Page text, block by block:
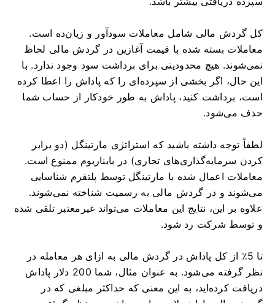
کل گردش مالی شامل معاملات سودآور و زیان‌ده است.
معاملات بسته شده با قیمت آغازین در گردش مالی لحاظ
نمی‌شوند. هیچ محدودیتی برای برداشت سود وجود ندارد. با
این حال، اگر بخشی از سپرده‌ای را که پاداش را اعطا کرده
است، برداشت کنید، پاداش به طور خودکار از حساب شما
حذف می‌شود.
لطفاً توجه داشته باشید که استراتژی مارتینگل (دو برابر
کردن سرمایه‌گذاری‌های تجاری) در بایناریوم ممنوع است.
معاملات اعمال شده با مارتینگل توسط پلتفرم شناسایی
می‌شوند و در گردش مالی به رسمیت شناخته نمی‌شوند.
علاوه بر این، نتایج این معاملات می‌تواند غیرمعتبر تلقی شده
و توسط شرکت رد شود.
تا 5٪ از کل پاداش در گردش مالی به ازای هر معامله در
نظر گرفته می‌شود. به عنوان مثال، شما 200 دلار پاداش
دریافت کرده‌اید، به این معنی که حداکثر مبلغی که در